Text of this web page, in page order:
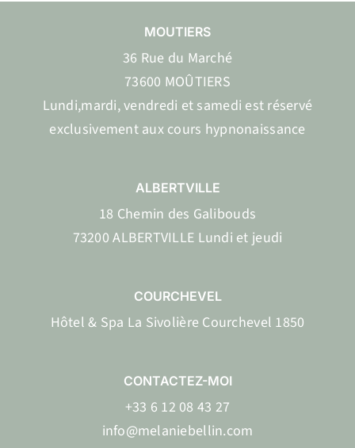
MOUTIERS
36 Rue du Marché
73600 MOÛTIERS
Lundi,mardi, vendredi et samedi est réservé
exclusivement aux cours hypnonaissance
ALBERTVILLE
18 Chemin des Galibouds
73200 ALBERTVILLE Lundi et jeudi
COURCHEVEL
Hôtel & Spa La Sivolière Courchevel 1850
CONTACTEZ-MOI
+33 6 12 08 43 27
info@melaniebellin.com